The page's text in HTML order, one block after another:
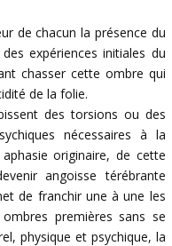
de chacun la présence du
expériences initiales du
chasser cette ombre qui
de la folie.
des torsions ou des
nécessaires à la
originaire, de cette
angoisse térébrante
de franchir une à une les
premières sans se
physique et psychique, la